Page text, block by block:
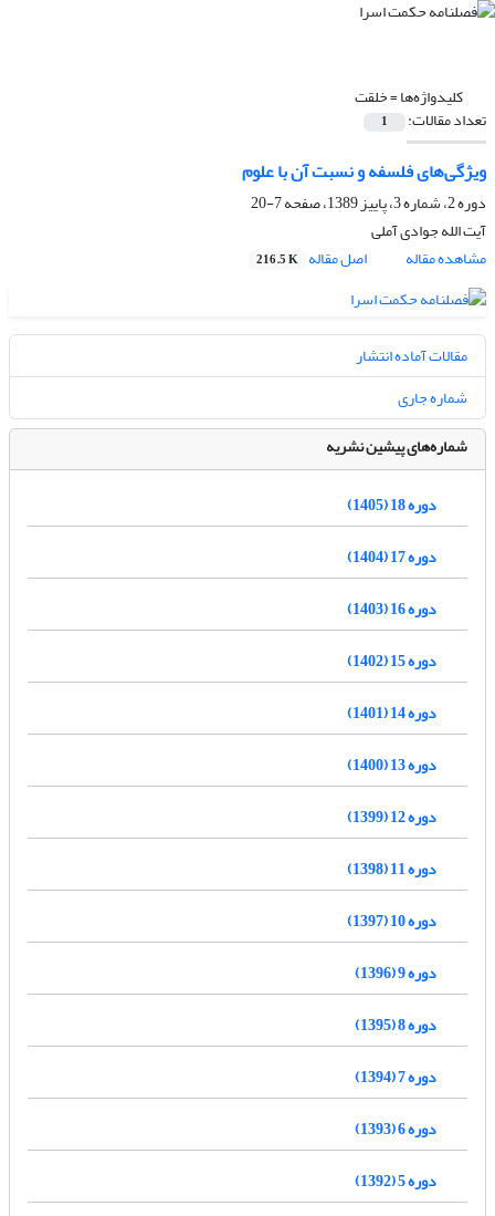
کلیدواژه‌ها =خلقت
تعداد مقالات: 1
ویژگی‌های فلسفه و نسبت آن با علوم
دوره 2، شماره 3، پاییز 1389، صفحه
7-20
آیت الله جوادی آملی
مشاهده مقاله
اصل مقاله 216.5 K
مقالات آماده انتشار
شماره جاری
شماره‌های پیشین نشریه
دوره 18 (1405)
دوره 17 (1404)
دوره 16 (1403)
دوره 15 (1402)
دوره 14 (1401)
دوره 13 (1400)
دوره 12 (1399)
دوره 11 (1398)
دوره 10 (1397)
دوره 9 (1396)
دوره 8 (1395)
دوره 7 (1394)
دوره 6 (1393)
دوره 5 (1392)